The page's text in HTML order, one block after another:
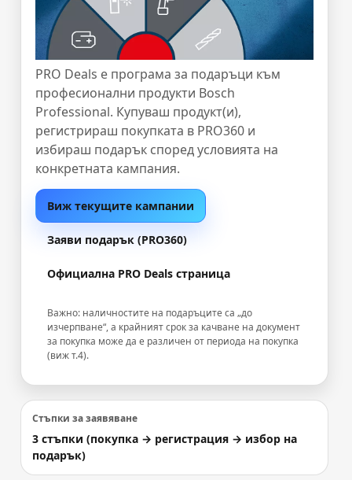
PRO Deals е програма за подаръци към
професионални продукти Bosch
Professional. Купуваш продукт(и),
регистрираш покупката в PRO360 и
избираш подарък според условията на
конкретната кампания.
Виж текущите кампании
Заяви подарък (PRO360)
Официална PRO Deals страница
Важно: наличностите на подаръците са „до
изчерпване“, а крайният срок за качване на документ
за покупка може да е различен от периода на покупка
(виж т.4).
Стъпки за заявяване
3 стъпки (покупка → регистрация → избор на
подарък)